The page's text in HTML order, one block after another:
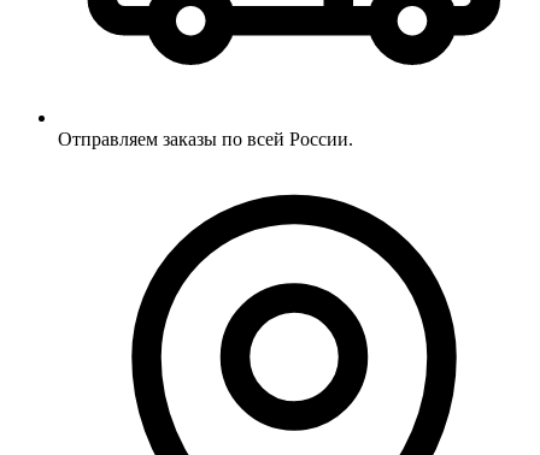
Отправляем заказы по всей России.